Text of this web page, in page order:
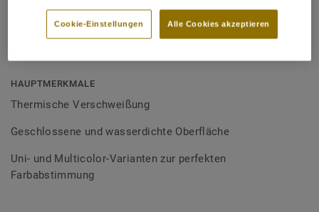
perfekte Hygiene und einfache Reinigung. Tarkett
Multicolor und sind farblich auf unser
Bodenbelagssortiment abgestimmt. Durch die Verwendung
von Kontrastfarben lassen sich auch besondere
HAUPTMERKMALE
Thermische Verschweißung
Geschlossene und wasserdichte Oberfläche
Uni- und Multicolor-Varianten zur perfekten
Farbabstimmung
Alle Cookies akzeptieren
Cookie-Einstellungen